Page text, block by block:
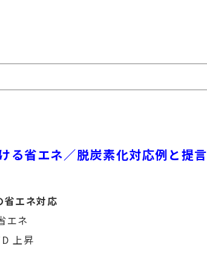
省エネ／脱炭素化対応例と提言
エネ対応
エネ
上昇